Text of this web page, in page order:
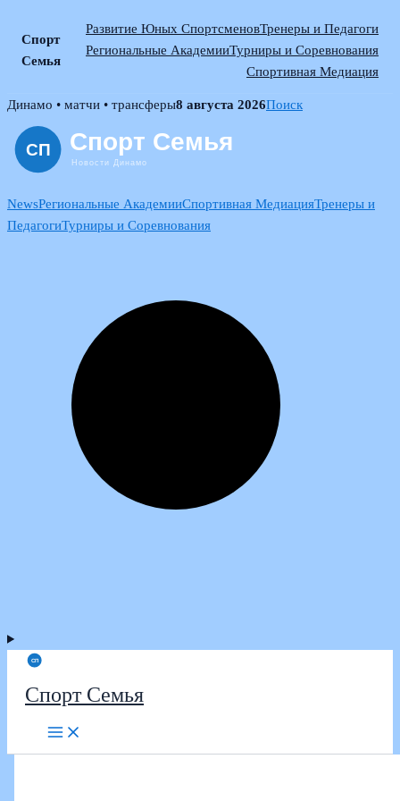
Спорт
Семья
Развитие Юных СпортсменовТренеры и Педагоги
Региональные АкадемииТурниры и Соревнования
Спортивная Медиация
Skip
content
Динамо • матчи • трансферы8 августа 2026Поиск
NewsРегиональные АкадемииСпортивная МедиацияТренеры и
ПедагогиТурниры и Соревнования
Спорт Семья